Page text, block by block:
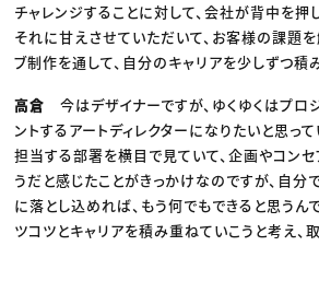
チャレンジすることに対して、会社が背中を押
それに甘えさせていただいて、お客様の課題
ブ制作を通して、自分のキャリアを少しずつ積
高倉今はデザイナーですが、ゆくゆくはプロ
ントするアートディレクターになりたいと思って
担当する部署を横目で見ていて、企画やコン
うだと感じたことがきっかけなのですが、自分
に落とし込めれば、もう何でもできると思うん
ツコツとキャリアを積み重ねていこうと考え、